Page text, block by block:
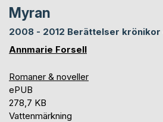
Myran
2008 - 2012 Berättelser
Annmarie Forsell
Romaner & noveller
ePUB
278,7 KB
Vattenmärkning